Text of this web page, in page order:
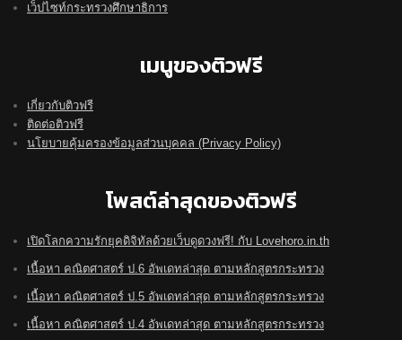
เว็ปไซท์กระทรวงศึกษาธิการ
เมนูของติวฟรี
เกี่ยวกับติวฟรี
ติดต่อติวฟรี
นโยบายคุ้มครองข้อมูลส่วนบุคคล (Privacy Policy)
โพสต์ล่าสุดของติวฟรี
เปิดโลกความรักยุคดิจิทัลด้วยเว็บดูดวงฟรี! กับ Lovehoro.in.th
เนื้อหา คณิตศาสตร์ ป.6 อัพเดทล่าสุด ตามหลักสูตรกระทรวง
เนื้อหา คณิตศาสตร์ ป.5 อัพเดทล่าสุด ตามหลักสูตรกระทรวง
เนื้อหา คณิตศาสตร์ ป.4 อัพเดทล่าสุด ตามหลักสูตรกระทรวง